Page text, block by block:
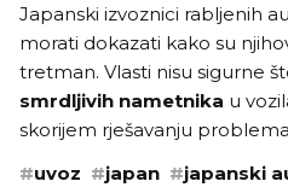
Japanski izvoznici rabljenih
morati dokazati kako su
tretman. Vlasti nisu sigurne
smrdljivih nametnika u
skorijem rješavanju
#uvoz #japan #japanski